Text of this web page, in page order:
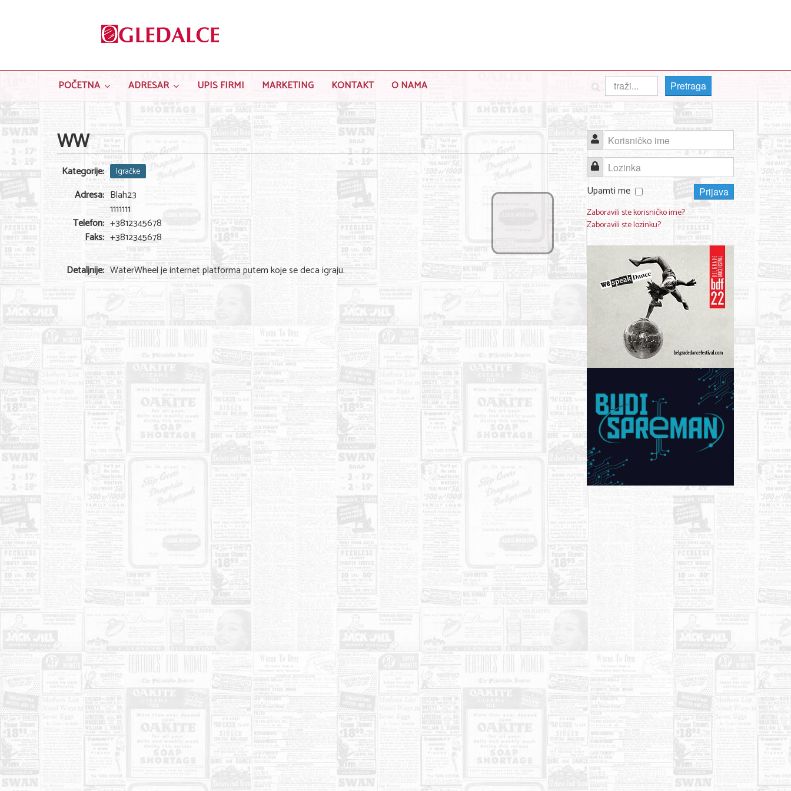
POČETNA ADRESAR UPIS FIRMI MARKETING KONTAKT O NAMA Pretraga
WW
Kategorije: Igračke
Adresa: Blah23
1111111
Telefon: +3812345678
Faks: +3812345678
Detaljnije: WaterWheel je internet platforma putem koje se deca igraju.
Korisničko ime
Lozinka
Upamti me
Prijava
Zaboravili ste korisničko ime?
Zaboravili ste lozinku?